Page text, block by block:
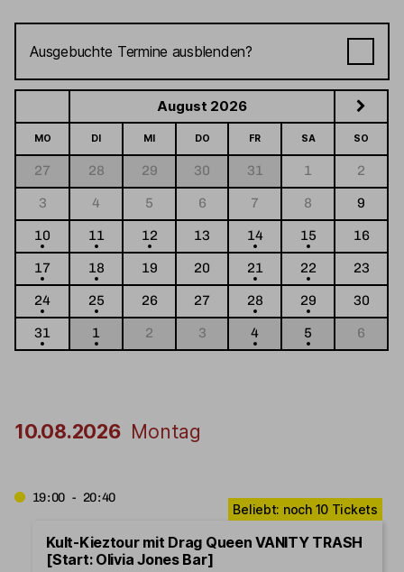
August 2026
MO DI MI DO FR SA SO
27 28 29 30 31 1
2
3
4 5 6 7 8
9
10
11 12 13 14 15
16
17
18 19 20 21 22
23
24
25 26 27 28 29
30
31
1 2 3 4 5 6
Ausgebuchte Termine ausblenden?
10.08.2026 Montag
19:00 - 20:40
Kult-Kieztour mit Drag Queen VANITY TRASH
[Start: Olivia Jones Bar]